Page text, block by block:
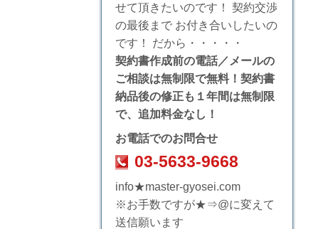
せて頂きたいのです！ 契約交渉
の最後まで お付き合いしたいの
です！ だから・・・・・
契約書作成前の電話／メールの
ご相談は無制限で無料！ 契約書
納品後の修正も １年間は無制限
で、 追加料金なし！
お電話でのお問合せ
03-5633-9668
info★master-gyosei.com
※お手数ですが★⇒@に変えて
送信願います